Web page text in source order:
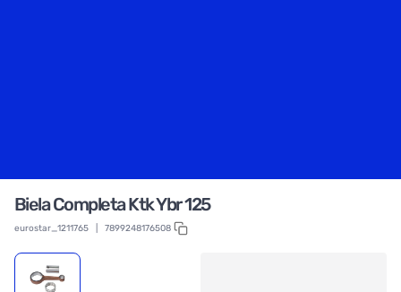
Biela Completa Ktk Ybr 125
eurostar_1211765 7899248176508